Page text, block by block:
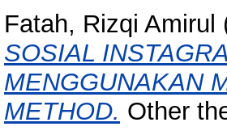
Fatah, Rizqi Amirul
SOSIAL
MENGGUNAKAN
METHOD. Other